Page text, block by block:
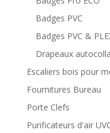
Badges PVC
Badges PVC &
Drapeaux
Escaliers bois pour
Fournitures Bureau
Porte Clefs
Purificateurs d'air